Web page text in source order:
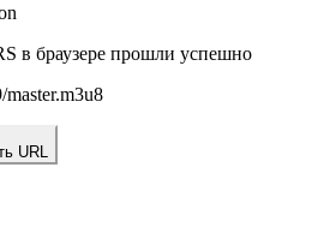
в браузере прошли успешно
URL